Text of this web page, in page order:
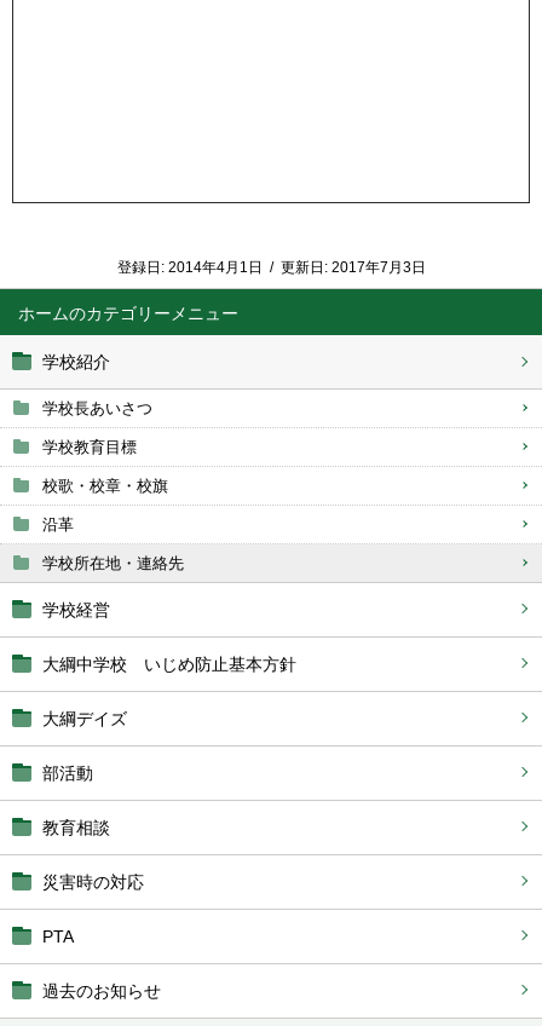
ホーム
学校紹介
学校長あいさつ
学校教育目標
校歌・校章・校旗
沿革
学校所在地・連絡先
学校経営
大綱中学校 いじめ防止基本方針
大綱デイズ
部活動
教育相談
災害時の対応
PTA
過去のお知らせ
登録日: 2014年4月1日 / 更新日: 2017年7月3日